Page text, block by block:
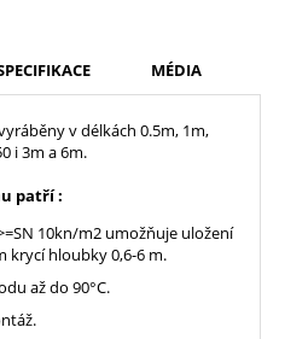
MÉDIA
v délkách 0.5m, 1m,
i 3m a 6m.
patří :
10kn/m2 umožňuje uložení
krycí hloubky 0,6-6 m.
až do 90°C.